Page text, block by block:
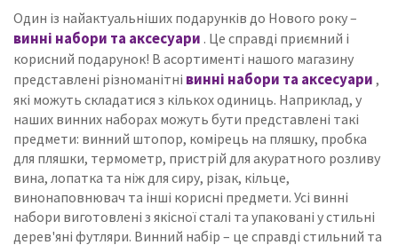
Один із найактуальніших подарунків до Нового року –
винні набори та аксесуари . Це справді приємний і
корисний подарунок! В асортименті нашого магазину
представлені різноманітні винні набори та аксесуари ,
які можуть складатися з кількох одиниць. Наприклад, у
наших винних наборах можуть бути представлені такі
предмети: винний штопор, комірець на пляшку, пробка
для пляшки, термометр, пристрій для акуратного розливу
вина, лопатка та ніж для сиру, різак, кільце,
винонаповнювач та інші корисні предмети.Усі винні
набори виготовлені з якісної сталі та упаковані у стильні
дерев'яні футляри. Винний набір – це справді стильний та